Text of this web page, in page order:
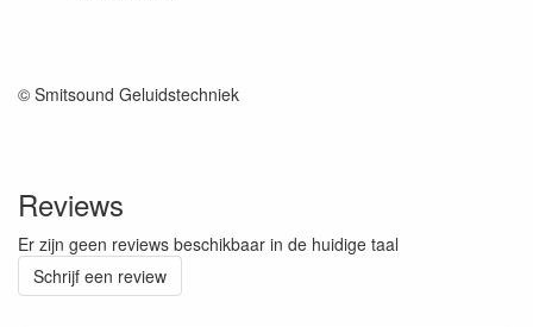
© Smitsound Geluidstechniek
Reviews
Er zijn geen reviews beschikbaar in de huidige taal
Schrijf een review